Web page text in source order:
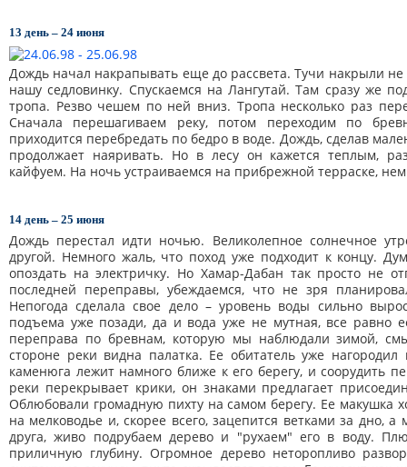
13 день – 24 июня
Дождь начал накрапывать еще до рассвета. Тучи накрыли не
нашу седловинку. Спускаемся на Лангутай. Там сразу же
тропа. Резво чешем по ней вниз. Тропа несколько раз
Сначала перешагиваем реку, потом переходим по
приходится перебредать по бедро в воде. Дождь, сделав
продолжает наяривать. Но в лесу он кажется теплым,
кайфуем. На ночь устраиваемся на прибрежной терраске,
14 день – 25 июня
Дождь перестал идти ночью. Великолепное солнечное
другой. Немного жаль, что поход уже подходит к концу.
опоздать на электричку. Но Хамар-Дабан так просто не
последней переправы, убеждаемся, что не зря
Непогода сделала свое дело – уровень воды сильно
подъема уже позади, да и вода уже не мутная, все равно
переправа по бревнам, которую мы наблюдали зимой,
стороне реки видна палатка. Ее обитатель уже
каменюга лежит намного ближе к его берегу, и
реки перекрывает крики, он знаками предлагает
Облюбовали громадную пихту на самом берегу. Ее макушка
на мелководье и, скорее всего, зацепится ветками за дно,
друга, живо подрубаем дерево и "рухаем" его в воду.
приличную глубину. Огромное дерево неторопливо